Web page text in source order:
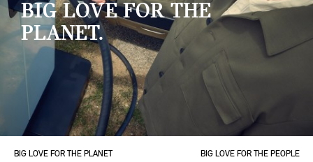
BIG LOVEFOR THE
PLANET.
BIG LOVE FOR THE PLANET BIG LOVE FOR THE PEOPLE